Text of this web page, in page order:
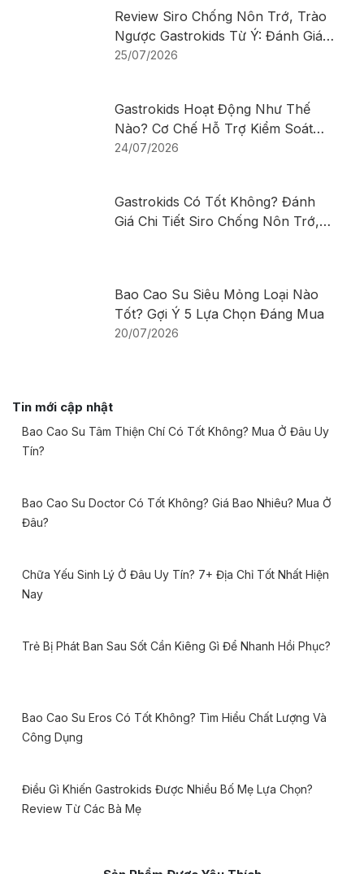
Review Siro Chống Nôn Trớ, Trào
Ngược Gastrokids Từ Ý: Đánh Giá
Chi Tiết Sản Phẩm
25/07/2026
Gastrokids Hoạt Động Như Thế
Nào? Cơ Chế Hỗ Trợ Kiểm Soát
Nôn Trớ, Trào Ngược Ở Trẻ Sơ
24/07/2026
Gastrokids Có Tốt Không? Đánh
Giá Chi Tiết Siro Chống Nôn Trớ,
Bao Cao Su Siêu Mỏng Loại Nào
Tốt? Gợi Ý 5 Lựa Chọn Đáng Mua
20/07/2026
Tin mới cập nhật
Bao Cao Su Tâm Thiện Chí Có Tốt Không? Mua Ở Đâu Uy
Tín?
Bao Cao Su Doctor Có Tốt Không? Giá Bao Nhiêu? Mua Ở
Đâu?
Chữa Yếu Sinh Lý Ở Đâu Uy Tín? 7+ Địa Chỉ Tốt Nhất Hiện
Nay
Trẻ Bị Phát Ban Sau Sốt Cần Kiêng Gì Để Nhanh Hồi Phục?
Bao Cao Su Eros Có Tốt Không? Tìm Hiểu Chất Lượng Và
Công Dụng
Điều Gì Khiến Gastrokids Được Nhiều Bố Mẹ Lựa Chọn?
Review Từ Các Bà Mẹ